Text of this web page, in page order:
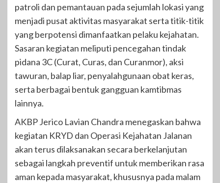
patroli dan pemantauan pada sejumlah lokasi yang
menjadi pusat aktivitas masyarakat serta titik-titik
yang berpotensi dimanfaatkan pelaku kejahatan.
Sasaran kegiatan meliputi pencegahan tindak
pidana 3C (Curat, Curas, dan Curanmor), aksi
tawuran, balap liar, penyalahgunaan obat keras,
serta berbagai bentuk gangguan kamtibmas
lainnya.
AKBP Jerico Lavian Chandra menegaskan bahwa
kegiatan KRYD dan Operasi Kejahatan Jalanan
akan terus dilaksanakan secara berkelanjutan
sebagai langkah preventif untuk memberikan rasa
aman kepada masyarakat, khususnya pada malam